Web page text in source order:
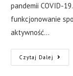
pandemii COVID-
funkcjonowanie
aktywność…
Czytaj Dalej